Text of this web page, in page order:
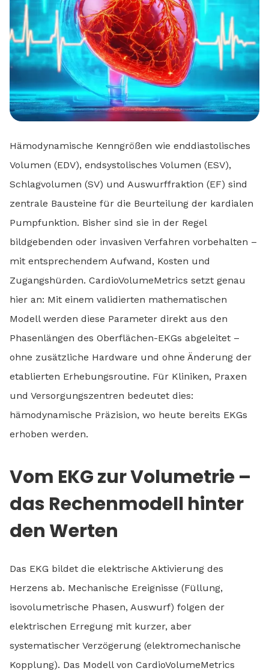
Hämodynamische Kenngrößen wie enddiastolisches
Volumen (EDV), endsystolisches Volumen (ESV),
Schlagvolumen (SV) und Auswurffraktion (EF) sind
zentrale Bausteine für die Beurteilung der kardialen
Pumpfunktion. Bisher sind sie in der Regel
bildgebenden oder invasiven Verfahren vorbehalten –
mit entsprechendem Aufwand, Kosten und
Zugangshürden. CardioVolumeMetrics setzt genau
hier an: Mit einem validierten mathematischen
Modell werden diese Parameter direkt aus den
Phasenlängen des Oberflächen-EKGs abgeleitet –
ohne zusätzliche Hardware und ohne Änderung der
etablierten Erhebungsroutine. Für Kliniken, Praxen
und Versorgungszentren bedeutet dies:
hämodynamische Präzision, wo heute bereits EKGs
erhoben werden.
Vom EKG zur Volumetrie –
das Rechenmodell hinter
den Werten
Das EKG bildet die elektrische Aktivierung des
Herzens ab. Mechanische Ereignisse (Füllung,
isovolumetrische Phasen, Auswurf) folgen der
elektrischen Erregung mit kurzer, aber
systematischer Verzögerung (elektromechanische
Kopplung). Das Modell von CardioVolumeMetrics